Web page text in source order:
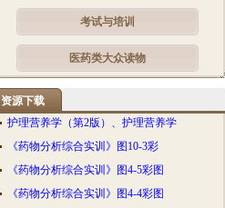
考试与培训
医药类大众读物
资源下载
护理营养学（第2版）、护理营养学
《药物分析综合实训》图10-3彩
《药物分析综合实训》图4-5彩图
《药物分析综合实训》图4-4彩图